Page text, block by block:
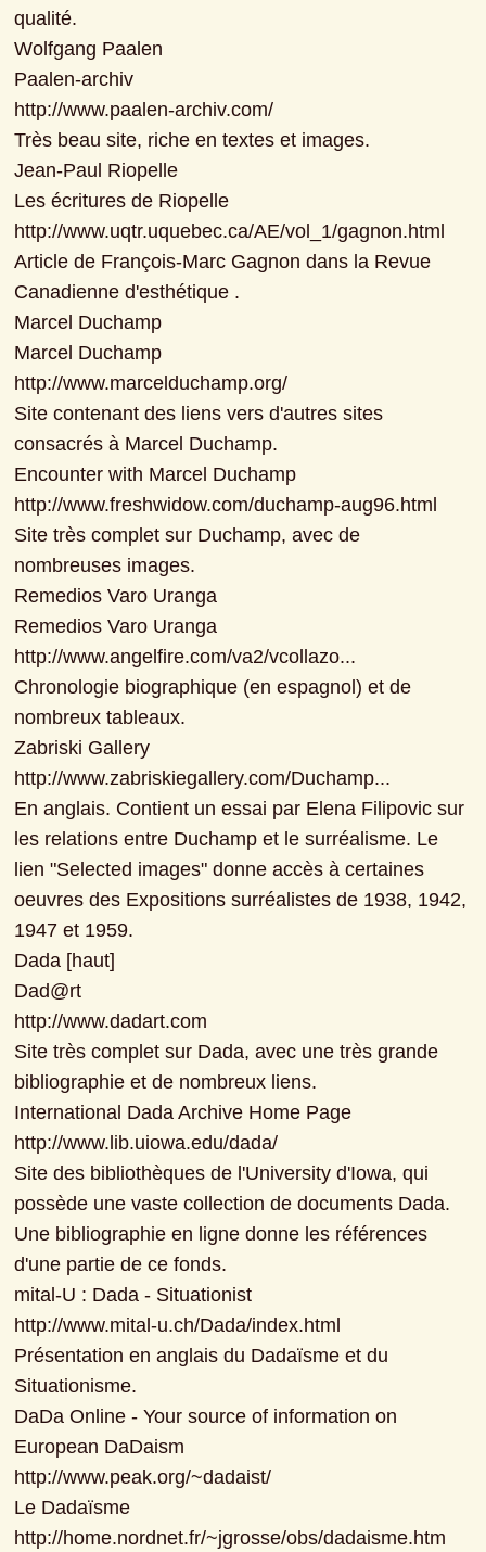
qualité.
Wolfgang Paalen
Paalen-archiv
http://www.paalen-archiv.com/
Très beau site, riche en textes et images.
Jean-Paul Riopelle
Les écritures de Riopelle
http://www.uqtr.uquebec.ca/AE/vol_1/gagnon.html
Article de François-Marc Gagnon dans la Revue
Canadienne d'esthétique .
Marcel Duchamp
Marcel Duchamp
http://www.marcelduchamp.org/
Site contenant des liens vers d'autres sites
consacrés à Marcel Duchamp.
Encounter with Marcel Duchamp
http://www.freshwidow.com/duchamp-aug96.html
Site très complet sur Duchamp, avec de
nombreuses images.
Remedios Varo Uranga
Remedios Varo Uranga
http://www.angelfire.com/va2/vcollazo...
Chronologie biographique (en espagnol) et de
nombreux tableaux.
Zabriski Gallery
http://www.zabriskiegallery.com/Duchamp...
En anglais. Contient un essai par Elena Filipovic sur
les relations entre Duchamp et le surréalisme. Le
lien "Selected images" donne accès à certaines
oeuvres des Expositions surréalistes de 1938, 1942,
1947 et 1959.
Dada [haut]
Dad@rt
http://www.dadart.com
Site très complet sur Dada, avec une très grande
bibliographie et de nombreux liens.
International Dada Archive Home Page
http://www.lib.uiowa.edu/dada/
Site des bibliothèques de l'University d'Iowa, qui
possède une vaste collection de documents Dada.
Une bibliographie en ligne donne les références
d'une partie de ce fonds.
mital-U : Dada - Situationist
http://www.mital-u.ch/Dada/index.html
Présentation en anglais du Dadaïsme et du
Situationisme.
DaDa Online - Your source of information on
European DaDaism
http://www.peak.org/~dadaist/
Le Dadaïsme
http://home.nordnet.fr/~jgrosse/obs/dadaisme.htm